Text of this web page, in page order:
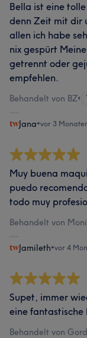
Bella ist eine
denn Zeit mit dir
allen ich habe
nix gespürt
getrennt oder
empfehlen.
Behandelt von BZ•
Jana•vor 3
Muy buena
puedo
todo muy
Behandelt von
Jamileth•vor 4
Supet, immer
eine fantastische
Behandelt von